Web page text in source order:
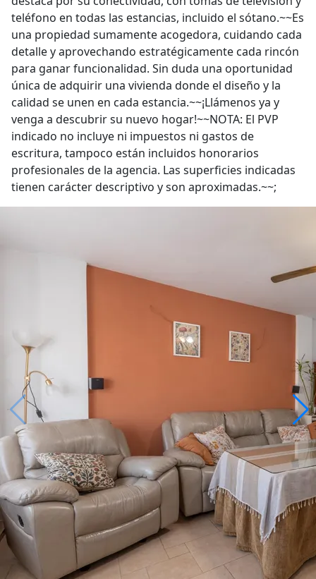
teléfono en todas las estancias, incluido el sótano.~~Es
una propiedad sumamente acogedora, cuidando cada
detalle y aprovechando estratégicamente cada rincón
para ganar funcionalidad. Sin duda una oportunidad
única de adquirir una vivienda donde el diseño y la
calidad se unen en cada estancia.~~¡Llámenos ya y
venga a descubrir su nuevo hogar!~~NOTA: El PVP
indicado no incluye ni impuestos ni gastos de
escritura, tampoco están incluidos honorarios
profesionales de la agencia. Las superficies indicadas
tienen carácter descriptivo y son aproximadas.~~;